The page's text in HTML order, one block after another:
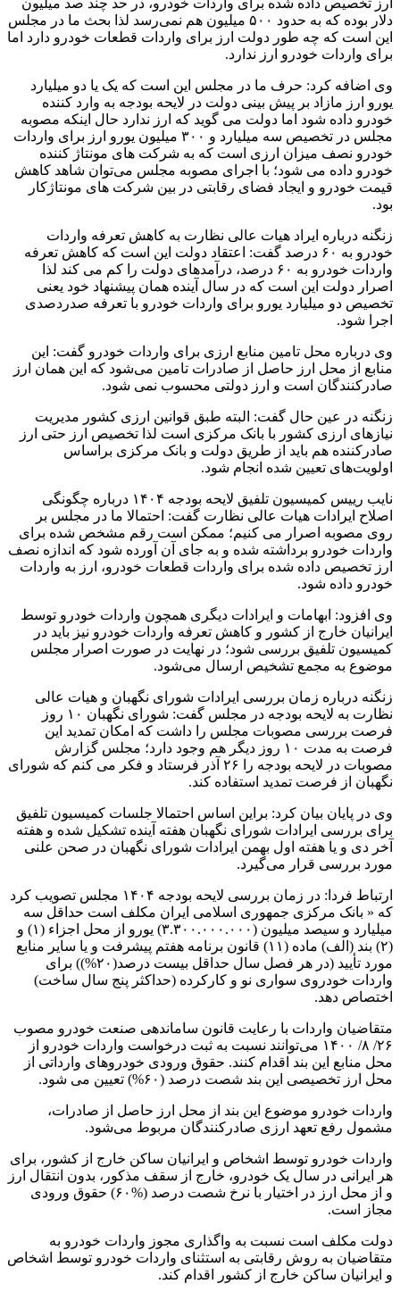
دلار بوده که به حدود ۵۰۰ میلیون هم نمی‌رسد لذا بحث ما در مجلس
این است که چه طور دولت ارز برای واردات قطعات خودرو دارد اما
برای واردات خودرو ارز ندارد.
وی اضافه کرد: حرف ما در مجلس این است که یک یا دو میلیارد
یورو ارز مازاد بر پیش بینی دولت در لایحه بودجه به وارد کننده
خودرو داده شود اما دولت می گوید که ارز ندارد حال اینکه مصوبه
مجلس در تخصیص سه میلیارد و ۳۰۰ میلیون یورو ارز برای واردات
خودرو نصف میزان ارزی است که به شرکت های مونتاژ کننده
خودرو داده می شود؛ با اجرای مصوبه مجلس می‌توان شاهد کاهش
قیمت خودرو و ایجاد فضای رقابتی در بین شرکت های مونتاژکار
بود.
زنگنه درباره ایراد هیات عالی نظارت به کاهش تعرفه واردات
خودرو به ۶۰ درصد گفت: اعتقاد دولت این است که کاهش تعرفه
واردات خودرو به ۶۰ درصد، درآمدهای دولت را کم می کند لذا
اصرار دولت این است که در سال آینده همان پیشنهاد خود یعنی
تخصیص دو میلیارد یورو برای واردات خودرو با تعرفه صدردصدی
اجرا شود.
وی درباره محل تامین منابع ارزی برای واردات خودرو گفت: این
منابع از محل ارز حاصل از صادرات تامین می‌شود که این همان ارز
صادرکنندگان است و ارز دولتی محسوب نمی شود.
زنگنه در عین حال گفت: البته طبق قوانین ارزی کشور مدیریت
نیازهای ارزی کشور با بانک مرکزی است لذا تخصیص ارز حتی ارز
صادرکننده هم باید از طریق دولت و بانک مرکزی براساس
اولویت‌های تعیین شده انجام شود.
نایب رییس کمیسیون تلفیق لایحه بودجه ۱۴۰۴ درباره چگونگی
اصلاح ایرادات هیات عالی نظارت گفت: احتمالا ما در مجلس بر
روی مصوبه اصرار می کنیم؛ ممکن است رقم مشخص شده برای
واردات خودرو برداشته شده و به جای آن آورده شود که اندازه نصف
ارز تخصیص داده شده برای واردات قطعات خودرو، ارز به واردات
خودرو داده شود.
وی افزود: ابهامات و ایرادات دیگری همچون واردات خودرو توسط
ایرانیان خارج از کشور و کاهش تعرفه واردات خودرو نیز باید در
کمیسیون تلفیق بررسی شود؛ در نهایت در صورت اصرار مجلس
موضوع به مجمع تشخیص ارسال می‌شود.
زنگنه درباره زمان بررسی ایرادات شورای نگهبان و هیات عالی
نظارت به لایحه بودجه در مجلس گفت: شورای نگهبان ۱۰ روز
فرصت بررسی مصوبات مجلس را داشت که امکان تمدید این
فرصت به مدت ۱۰ روز دیگر هم وجود دارد؛ مجلس گزارش
مصوبات در لایحه بودجه را ۲۶ آذر فرستاد و فکر می کنم که شورای
نگهبان از فرصت تمدید استفاده کند.
وی در پایان بیان کرد: براین اساس احتمالا جلسات کمیسیون تلفیق
برای بررسی ایرادات شورای نگهبان هفته آینده تشکیل شده و هفته
آخر دی و یا هفته اول بهمن ایرادات شورای نگهبان در صحن علنی
مورد بررسی قرار می‌گیرد.
ارتباط فردا: در زمان بررسی لایحه بودجه ۱۴۰۴ مجلس تصویب کرد
که « بانک مرکزی جمهوری اسلامی ایران مکلف است حداقل سه
میلیارد و سیصد میلیون (۳.۳۰۰.۰۰۰.۰۰۰) یورو از محل اجزاء (۱) و
(۲) بند (الف) ماده (۱۱) قانون برنامه هفتم پیشرفت و یا سایر منابع
مورد تأیید (در هر فصل سال حداقل بیست درصد(۲۰%)) برای
واردات خودروی سواری نو و کارکرده (حداکثر پنج سال ساخت)
اختصاص دهد.
متقاضیان واردات با رعایت قانون ساماندهی صنعت خودرو مصوب
۲۶/ ۸/ ۱۴۰۰ می‌توانند نسبت به ثبت درخواست واردات خودرو از
محل منابع این بند اقدام کنند. حقوق ورودی خودروهای وارداتی از
محل ارز تخصیصی این بند شصت درصد (۶۰%) تعیین می‌ شود.
واردات خودرو موضوع این بند از محل ارز حاصل از صادرات،
مشمول رفع تعهد ارزی صادرکنندگان مربوط می‌شود.
واردات خودرو توسط اشخاص و ایرانیان ساکن خارج از کشور، برای
هر ایرانی در سال یک خودرو، خارج از سقف مذکور، بدون انتقال ارز
و از محل ارز در اختیار با نرخ شصت درصد (%۶۰) حقوق ورودی
مجاز است.
دولت مکلف است نسبت به واگذاری مجوز واردات خودرو به
متقاضیان به روش رقابتی به استثنای واردات خودرو توسط اشخاص
و ایرانیان ساکن خارج از کشور اقدام کند.